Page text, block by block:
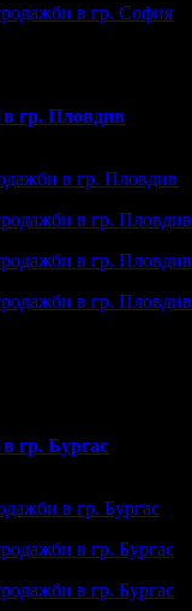
в гр. София
гр. Пловдив
в гр. Пловдив
в гр. Пловдив
в гр. Пловдив
в гр. Пловдив
гр. Бургас
в гр. Бургас
в гр. Бургас
в гр. Бургас